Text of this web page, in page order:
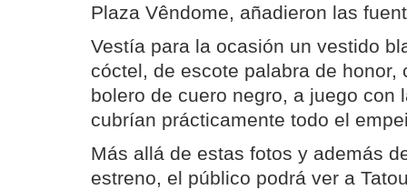
Plaza Vêndome, añadieron las
Vestía para la ocasión un vestido
cóctel, de escote palabra de honor,
bolero de cuero negro, a juego con
cubrían prácticamente todo el
Más allá de estas fotos y además
estreno, el público podrá ver a